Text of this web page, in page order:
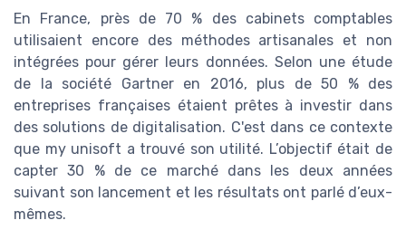
En France, près de 70 % des cabinets comptables
utilisaient encore des méthodes artisanales et non
intégrées pour gérer leurs données. Selon une étude
de la société Gartner en 2016, plus de 50 % des
entreprises françaises étaient prêtes à investir dans
des solutions de digitalisation. C'est dans ce contexte
que my unisoft a trouvé son utilité. L’objectif était de
capter 30 % de ce marché dans les deux années
suivant son lancement et les résultats ont parlé d’eux-
mêmes.